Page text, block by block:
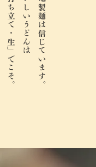
丸亀製麺は信じています。
おいしいうどんは
「打ち立て・生」でこそ。